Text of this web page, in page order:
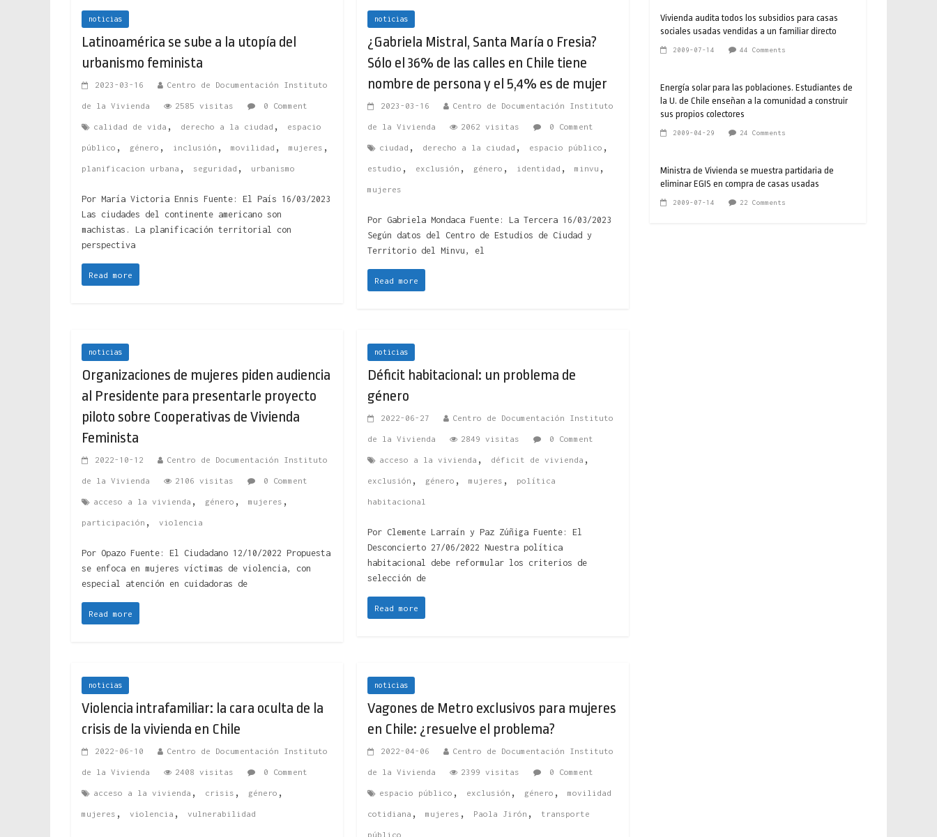
noticias
Latinoamérica se sube a la utopía del
urbanismo feminista
2023-03-16 Centro de Documentación Instituto
de la Vivienda 2585 visitas 0 Comment
calidad de vida , derecho a la ciudad , espacio
público , género , inclusión , movilidad , mujeres ,
planificacion urbana , seguridad , urbanismo
Por María Victoria Ennis Fuente: El País 16/03/2023
Las ciudades del continente americano son
machistas. La planificación territorial con
perspectiva
Read more
noticias
¿Gabriela Mistral, Santa María o Fresia?
Sólo el 36% de las calles en Chile tiene
nombre de persona y el 5,4% es de mujer
2023-03-16 Centro de Documentación Instituto
de la Vivienda 2062 visitas 0 Comment
ciudad , derecho a la ciudad , espacio público ,
estudio , exclusión , género , identidad ,minvu ,
mujeres
Por Gabriela Mondaca Fuente: La Tercera 16/03/2023
Según datos del Centro de Estudios de Ciudad y
Territorio del Minvu, el
Read more
noticias
Organizaciones de mujeres piden audiencia
al Presidente para presentarle proyecto
piloto sobre Cooperativas de Vivienda
Feminista
2022-10-12 Centro de Documentación Instituto
de la Vivienda 2106 visitas 0 Comment
acceso a la vivienda , género , mujeres ,
participación , violencia
Por Opazo Fuente: El Ciudadano 12/10/2022 Propuesta
se enfoca en mujeres víctimas de violencia, con
especial atención en cuidadoras de
Read more
noticias
Déficit habitacional: un problema de
género
2022-06-27 Centro de Documentación Instituto
de la Vivienda 2849 visitas 0 Comment
acceso a la vivienda , déficit de vivienda ,
exclusión , género ,mujeres , política
habitacional
Por Clemente Larraín y Paz Zúñiga Fuente: El
Desconcierto 27/06/2022 Nuestra política
habitacional debe reformular los criterios de
selección de
Read more
noticias
Violencia intrafamiliar: la cara oculta de la
crisis de la vivienda en Chile
2022-06-10 Centro de Documentación Instituto
de la Vivienda 2408 visitas 0 Comment
acceso a la vivienda , crisis , género ,
mujeres , violencia , vulnerabilidad
noticias
Vagones de Metro exclusivos para mujeres
en Chile: ¿resuelve el problema?
2022-04-06 Centro de Documentación Instituto
de la Vivienda 2399 visitas 0 Comment
espacio público , exclusión , género ,movilidad
cotidiana ,mujeres , Paola Jirón , transporte
público
Vivienda audita todos los subsidios para casas
sociales usadas vendidas a un familiar directo
2009-07-14 44 Comments
Energía solar para las poblaciones. Estudiantes de
la U. de Chile enseñan a la comunidad a construir
sus propios colectores
2009-04-29 24 Comments
Ministra de Vivienda se muestra partidaria de
eliminar EGIS en compra de casas usadas
2009-07-14 22 Comments